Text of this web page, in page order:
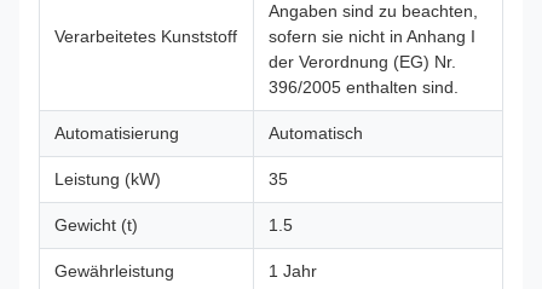
Verarbeitetes Kunststoff
Angaben sind zu beachten,
sofern sie nicht in Anhang I
der Verordnung (EG) Nr.
396/2005 enthalten sind.
Automatisierung Automatisch
Leistung (kW) 35
Gewicht (t) 1.5
Gewährleistung 1 Jahr